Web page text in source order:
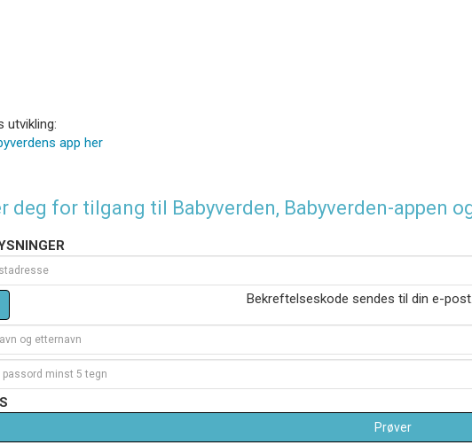
utvikling:
app her
deg for tilgang til Babyverden, Babyverden-appen
Bekreftelseskode sendes til din e-post.
Prøver